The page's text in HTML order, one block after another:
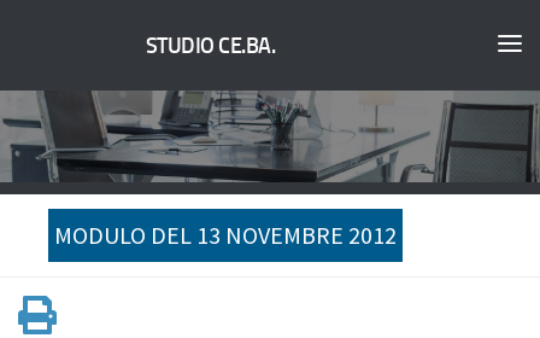
STUDIO CE.BA.
MODULO DEL 13 NOVEMBRE 2012